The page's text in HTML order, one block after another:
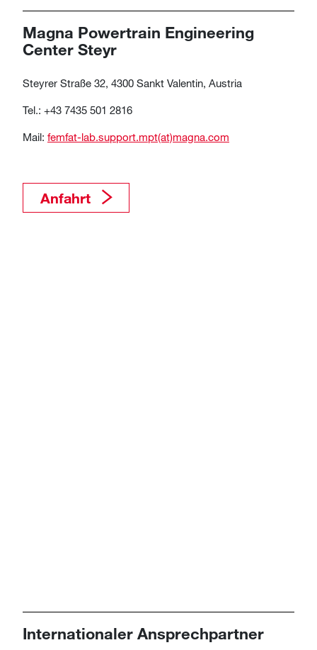
Magna Powertrain Engineering
Center Steyr
Steyrer Straße 32, 4300 Sankt Valentin, Austria
Tel.: +43 7435 501 2816
Mail: femfat-lab.support.mpt(at)magna.com
Anfahrt
Internationaler Ansprechpartner